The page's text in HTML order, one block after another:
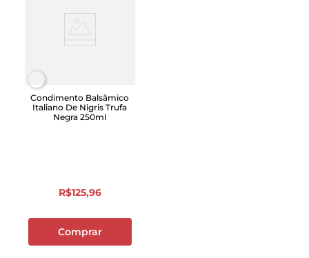
Condimento Balsâmico
Italiano De Nigris Trufa
Negra 250ml
R$125,96
Comprar